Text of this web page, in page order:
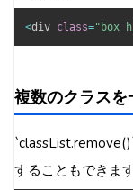
<div class="box
複数のクラスを
することもできま